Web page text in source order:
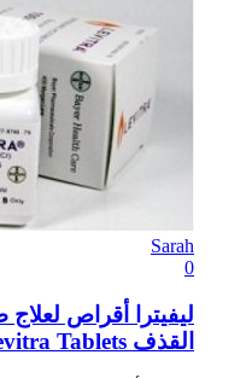
Sarah
0
ليفيترا أقراص
القذف Levitra Tablets